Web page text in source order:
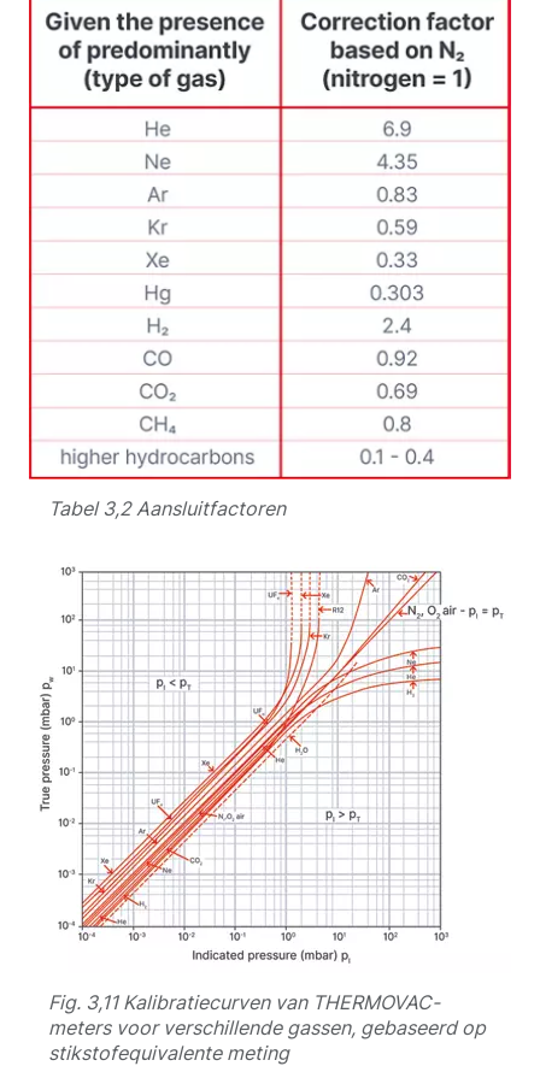
Tabel 3,2 Aansluitfactoren
Fig. 3,11 Kalibratiecurven van THERMOVAC-
meters voor verschillende gassen, gebaseerd op
stikstofequivalente meting